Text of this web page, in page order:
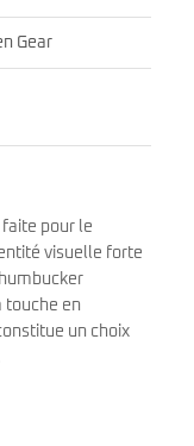
Gear
faite pour le
visuelle forte
touche en
un choix